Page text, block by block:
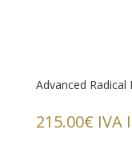
Advanced Radical
215.00€ IVA